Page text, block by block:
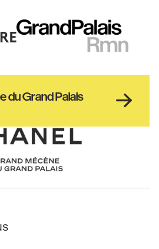
du Grand Palais